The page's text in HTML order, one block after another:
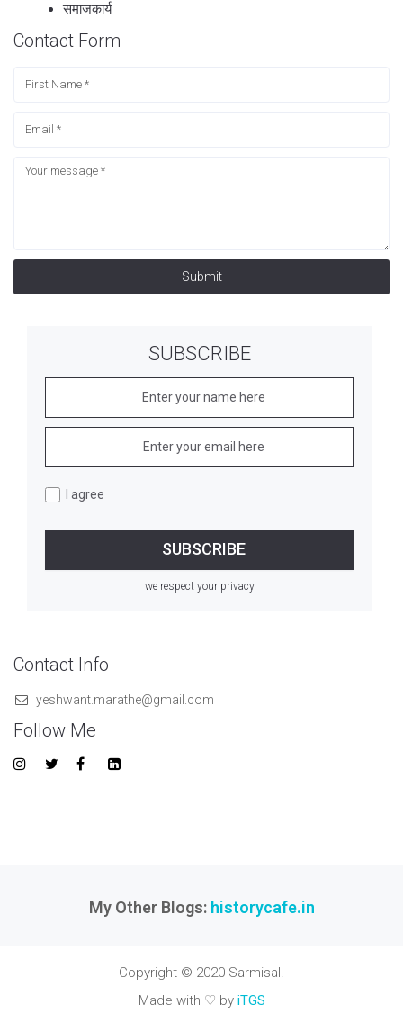
समाजकार्य
Contact Form
Submit
SUBSCRIBE
I agree
we respect your privacy
Contact Info
yeshwant.marathe@gmail.com
Follow Me
My Other Blogs: historycafe.in
Copyright © 2020 Sarmisal.
Made with ♡ by iTGS